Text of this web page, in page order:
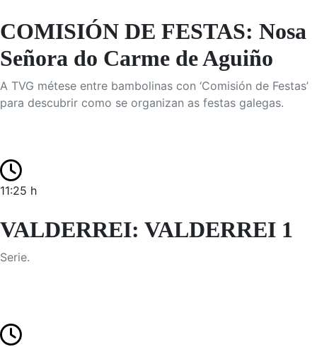
COMISIÓN DE FESTAS: Nosa
Señora do Carme de Aguiño
A TVG métese entre bambolinas con ‘Comisión de Festas’
para descubrir como se organizan as festas galegas.
11:25 h
VALDERREI: VALDERREI 1
Serie.